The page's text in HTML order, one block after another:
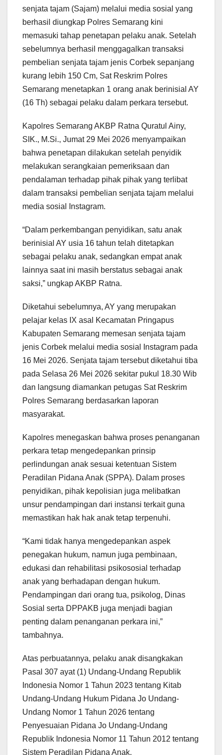
senjata tajam (Sajam) melalui media sosial yang
berhasil diungkap Polres Semarang kini
memasuki tahap penetapan pelaku anak. Setelah
sebelumnya berhasil menggagalkan transaksi
pembelian senjata tajam jenis Corbek sepanjang
kurang lebih 150 Cm, Sat Reskrim Polres
Semarang menetapkan 1 orang anak berinisial AY
(16 Th) sebagai pelaku dalam perkara tersebut.
Kapolres Semarang AKBP Ratna Quratul Ainy,
SIK., M.Si., Jumat 29 Mei 2026 menyampaikan
bahwa penetapan dilakukan setelah penyidik
melakukan serangkaian pemeriksaan dan
pendalaman terhadap pihak pihak yang terlibat
dalam transaksi pembelian senjata tajam melalui
media sosial Instagram.
“Dalam perkembangan penyidikan, satu anak
berinisial AY usia 16 tahun telah ditetapkan
sebagai pelaku anak, sedangkan empat anak
lainnya saat ini masih berstatus sebagai anak
saksi,” ungkap AKBP Ratna.
Diketahui sebelumnya, AY yang merupakan
pelajar kelas IX asal Kecamatan Pringapus
Kabupaten Semarang memesan senjata tajam
jenis Corbek melalui media sosial Instagram pada
16 Mei 2026. Senjata tajam tersebut diketahui tiba
pada Selasa 26 Mei 2026 sekitar pukul 18.30 Wib
dan langsung diamankan petugas Sat Reskrim
Polres Semarang berdasarkan laporan
masyarakat.
Kapolres menegaskan bahwa proses penanganan
perkara tetap mengedepankan prinsip
perlindungan anak sesuai ketentuan Sistem
Peradilan Pidana Anak (SPPA). Dalam proses
penyidikan, pihak kepolisian juga melibatkan
unsur pendampingan dari instansi terkait guna
memastikan hak hak anak tetap terpenuhi.
“Kami tidak hanya mengedepankan aspek
penegakan hukum, namun juga pembinaan,
edukasi dan rehabilitasi psikososial terhadap
anak yang berhadapan dengan hukum.
Pendampingan dari orang tua, psikolog, Dinas
Sosial serta DPPAKB juga menjadi bagian
penting dalam penanganan perkara ini,”
tambahnya.
Atas perbuatannya, pelaku anak disangkakan
Pasal 307 ayat (1) Undang-Undang Republik
Indonesia Nomor 1 Tahun 2023 tentang Kitab
Undang-Undang Hukum Pidana Jo Undang-
Undang Nomor 1 Tahun 2026 tentang
Penyesuaian Pidana Jo Undang-Undang
Republik Indonesia Nomor 11 Tahun 2012 tentang
Sistem Peradilan Pidana Anak.